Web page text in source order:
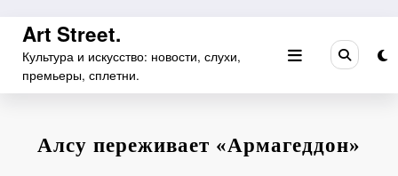
Перейти
содержимому
Art Street.
Культура и искусство: новости, слухи,
премьеры, сплетни.
Алсу переживает «Армагеддон»